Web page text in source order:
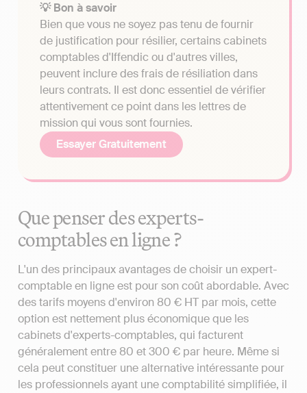
💡 Bon à savoir
Bien que vous ne soyez pas tenu de fournir
de justification pour résilier, certains cabinets
comptables d'Iffendic ou d'autres villes,
peuvent inclure des frais de résiliation dans
leurs contrats. Il est donc essentiel de vérifier
attentivement ce point dans les lettres de
mission qui vous sont fournies.
Essayer Gratuitement
Que penser des experts-
comptables en ligne ?
L'un des principaux avantages de choisir un expert-
comptable en ligne est pour son coût abordable. Avec
des tarifs moyens d'environ 80 € HT par mois, cette
option est nettement plus économique que les
cabinets d'experts-comptables, qui facturent
généralement entre 80 et 300 € par heure. Même si
cela peut constituer une alternative intéressante pour
les professionnels ayant une comptabilité simplifiée, il